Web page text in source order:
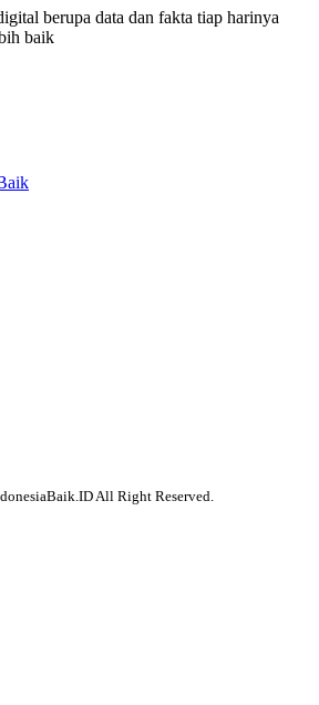
berupa data dan fakta tiap harinya
baik
All Right Reserved.